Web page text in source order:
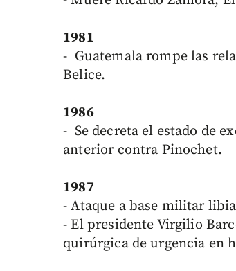
1981
- Guatemala rompe las
Belice.
1986
- Se decreta el estado de
anterior contra Pinochet.
1987
- Ataque a base militar
- El presidente Virgilio
quirúrgica de urgencia en